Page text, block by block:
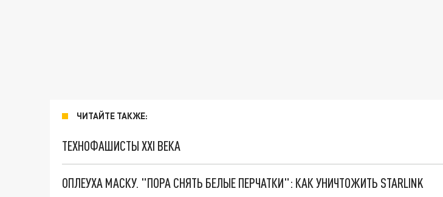
ЧИТАЙТЕ ТАКЖЕ:
ТЕХНОФАШИСТЫ XXI ВЕКА
ОПЛЕУХА МАСКУ. "ПОРА СНЯТЬ БЕЛЫЕ ПЕРЧАТКИ": КАК УНИЧТОЖИТЬ STARLINK